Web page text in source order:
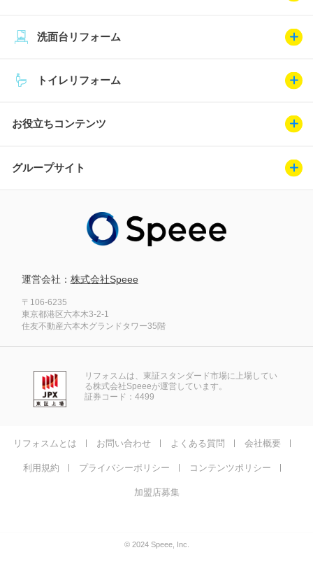
トイレリフォーム
洗面台リフォーム
お役立ちコンテンツ
グループサイト
運営会社： 株式会社Speee
〒106-6235
東京都港区六本木3-2-1
住友不動産六本木グランドタワー35階
リフォスムは、東証スタンダード市場に上場してい
る株式会社Speeeが運営しています。
証券コード：4499
リフォスムとは お問い合わせ よくある質問 会社概要
利用規約 プライバシーポリシー コンテンツポリシー
加盟店募集
© 2024 Speee, Inc.